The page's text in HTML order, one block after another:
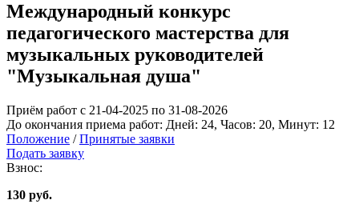
Международный конкурс
педагогического мастерства для
музыкальных руководителей
"Музыкальная душа"
Приём работ с 21-04-2025 по 31-08-2026
До окончания приема работ: Дней: 24, Часов: 20, Минут: 12
Положение / Принятые заявки
Подать заявку
Взнос:
130 руб.